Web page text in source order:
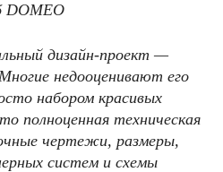
DOMEO
дизайн-проект —
недооценивают его
набором красивых
полноценная техническая
чертежи, размеры,
систем и схемы